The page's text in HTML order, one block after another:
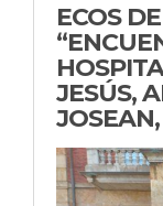
ECOS
JESÚS,